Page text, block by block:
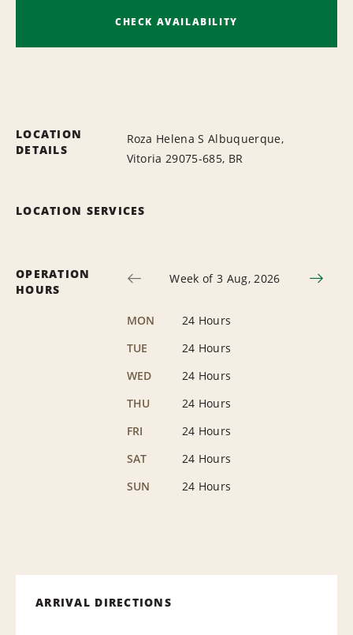
CHECK AVAILABILITY
LOCATION
DETAILS
Roza Helena S Albuquerque,
Vitoria 29075-685, BR
LOCATION SERVICES
OPERATION
HOURS
Week of 3 Aug, 2026
MON
24 Hours
TUE
24 Hours
WED
24 Hours
THU
24 Hours
FRI
24 Hours
SAT
24 Hours
SUN
24 Hours
ARRIVAL DIRECTIONS